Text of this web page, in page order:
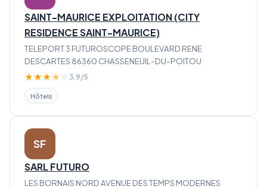
SAINT-MAURICE EXPLOITATION (CITY
RESIDENCE SAINT-MAURICE)
TELEPORT 3 FUTUROSCOPE BOULEVARD RENE
DESCARTES 86360 CHASSENEUIL-DU-POITOU
★★★★ ☆ 3.9/5
Hôtels
SF
SARL FUTURO
LES BORNAIS NORD AVENUE DES TEMPS MODERNES